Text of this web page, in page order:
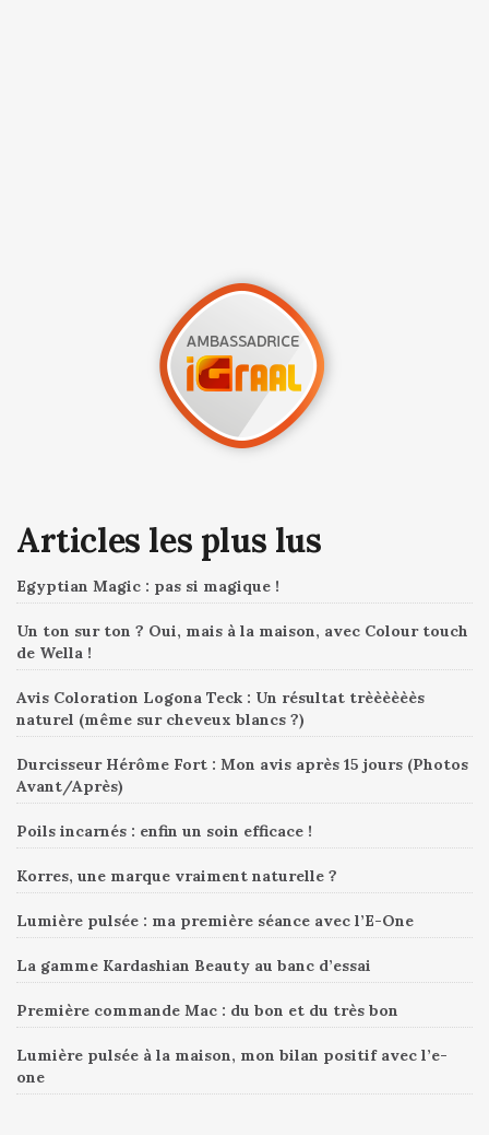
Articles les plus lus
Egyptian Magic : pas si magique !
Un ton sur ton ? Oui, mais à la maison, avec Colour touch
de Wella !
Avis Coloration Logona Teck : Un résultat trèèèèèès
naturel (même sur cheveux blancs ?)
Durcisseur Hérôme Fort : Mon avis après 15 jours (Photos
Avant/Après)
Poils incarnés : enfin un soin efficace !
Korres, une marque vraiment naturelle ?
Lumière pulsée : ma première séance avec l’E-One
La gamme Kardashian Beauty au banc d’essai
Première commande Mac : du bon et du très bon
Lumière pulsée à la maison, mon bilan positif avec l’e-
one